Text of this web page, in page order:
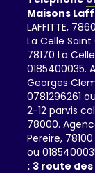
Maisons
LAFFITTE,
La Celle Saint
78170 La
0185400035.
Georges
0781296261
2-12 parvis
78000.
Pereire,
ou
: 3 route des